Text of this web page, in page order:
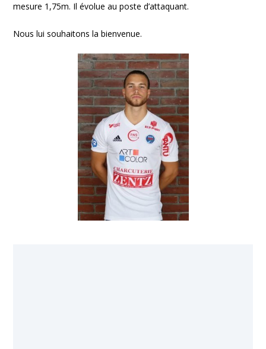
mesure 1,75m. Il évolue au poste d’attaquant.
Nous lui souhaitons la bienvenue.